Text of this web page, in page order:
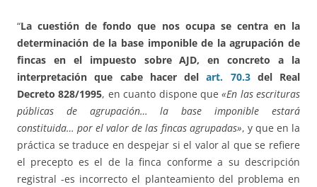
“La cuestión de fondo que nos ocupa se centra en la
determinación de la base imponible de la agrupación de
fincas en el impuesto sobre AJD, en concreto a la
interpretación que cabe hacer delart. 70.3del Real
Decreto 828/1995, en cuanto dispone que«En las escrituras
públicas de agrupación… la base imponible estará
constituida… por el valor de las fincas agrupadas», y que en la
práctica se traduce en despejar si el valor al que se refiere
el precepto es el de la finca conforme a su descripción
registral -es incorrecto el planteamiento del problema en